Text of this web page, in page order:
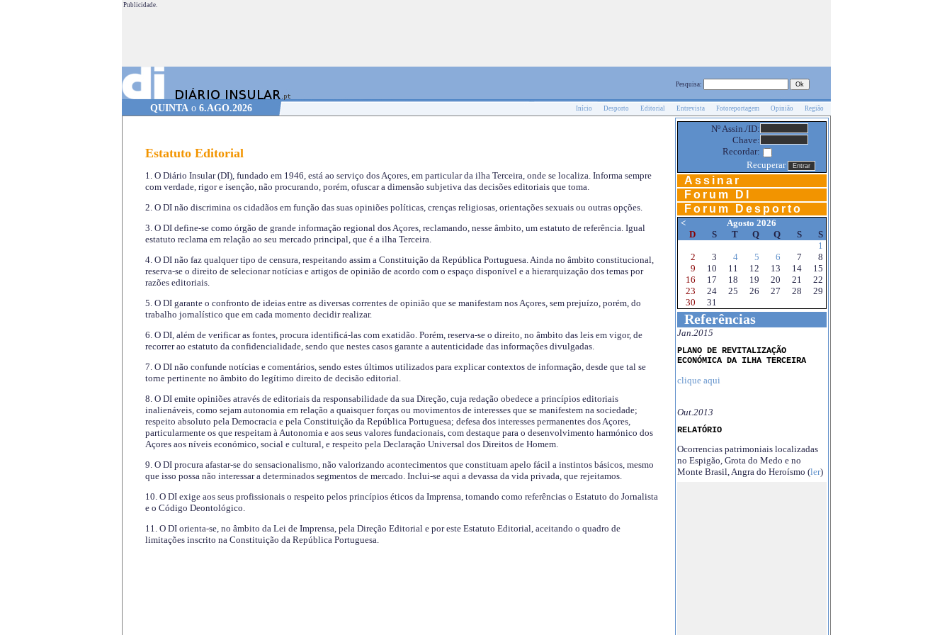
Publicidade.
Pesquisa:
QUINTA o 6.AGO.2026 Início Desporto Editorial Entrevista Fotoreportagem Opinião Região
Estatuto Editorial
1. O Diário Insular (DI), fundado em 1946, está ao serviço dos Açores, em particular da ilha Terceira, onde se localiza. Informa sempre
com verdade, rigor e isenção, não procurando, porém, ofuscar a dimensão subjetiva das decisões editoriais que toma.
2. O DI não discrimina os cidadãos em função das suas opiniões políticas, crenças religiosas, orientações sexuais ou outras opções.
3. O DI define-se como órgão de grande informação regional dos Açores, reclamando, nesse âmbito, um estatuto de referência. Igual
estatuto reclama em relação ao seu mercado principal, que é a ilha Terceira.
4. O DI não faz qualquer tipo de censura, respeitando assim a Constituição da República Portuguesa. Ainda no âmbito constitucional,
reserva-se o direito de selecionar notícias e artigos de opinião de acordo com o espaço disponível e a hierarquização dos temas por
razões editoriais.
5. O DI garante o confronto de ideias entre as diversas correntes de opinião que se manifestam nos Açores, sem prejuízo, porém, do
trabalho jornalístico que em cada momento decidir realizar.
6. O DI, além de verificar as fontes, procura identificá-las com exatidão. Porém, reserva-se o direito, no âmbito das leis em vigor, de
recorrer ao estatuto da confidencialidade, sendo que nestes casos garante a autenticidade das informações divulgadas.
7. O DI não confunde notícias e comentários, sendo estes últimos utilizados para explicar contextos de informação, desde que tal se
torne pertinente no âmbito do legítimo direito de decisão editorial.
8. O DI emite opiniões através de editoriais da responsabilidade da sua Direção, cuja redação obedece a princípios editoriais
inalienáveis, como sejam autonomia em relação a quaisquer forças ou movimentos de interesses que se manifestem na sociedade;
respeito absoluto pela Democracia e pela Constituição da República Portuguesa; defesa dos interesses permanentes dos Açores,
particularmente os que respeitam à Autonomia e aos seus valores fundacionais, com destaque para o desenvolvimento harmónico dos
Açores aos níveis económico, social e cultural, e respeito pela Declaração Universal dos Direitos de Homem.
9. O DI procura afastar-se do sensacionalismo, não valorizando acontecimentos que constituam apelo fácil a instintos básicos, mesmo
que isso possa não interessar a determinados segmentos de mercado. Inclui-se aqui a devassa da vida privada, que rejeitamos.
10. O DI exige aos seus profissionais o respeito pelos princípios éticos da Imprensa, tomando como referências o Estatuto do Jornalista
e o Código Deontológico.
11. O DI orienta-se, no âmbito da Lei de Imprensa, pela Direção Editorial e por este Estatuto Editorial, aceitando o quadro de
limitações inscrito na Constituição da República Portuguesa.
Nº Assin./ID:
Chave:
Recordar:
Recuperar
Assinar
Forum DI
Forum Desporto
<
Agosto 2026
D
S T Q Q S
S
1
2
3 4 5 6 7
8
9
10 11 12 13 14
15
16
17 18 19 20 21
22
23
24 25 26 27 28
29
30
31
Referências
Jan.2015
PLANO DE REVITALIZAÇÃO
ECONÓMICA DA ILHA TERCEIRA
clique aqui
Out.2013
RELATÓRIO
Ocorrencias patrimoniais localizadas
no Espigão, Grota do Medo e no
Monte Brasil, Angra do Heroísmo (ler)